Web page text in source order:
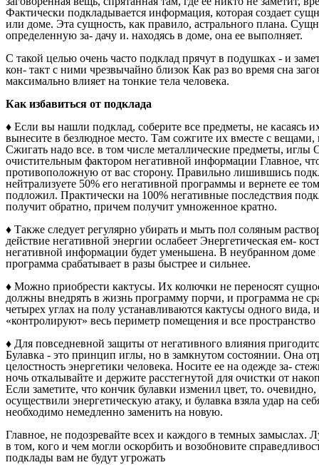
Фактически подкладывается информация, которая создает
или доме. Эта сущность, как правило, астрального плана.
определенную за- дачу и. находясь в доме, она ее выполняет.
С такой целью очень часто подклад прячут в подушках - и
кон- такт с ними чрезвычайно близок Как раз во время сна
максимально влияет на тонкие тела человека.
Как избавиться от подклада
♦ Если вы нашли подклад, соберите все предметы, не касаясь
вынесите в безлюдное место. Там сожгите их вместе с вещами,
Сжигать надо все. в том числе металлические предметы, иглы
очистительным фактором негативной информации Главное,
противоположную от вас сторону. Правильно лишившись
нейтрализуете 50% его негативной программы и вернете ее
подложил. Практически на 100% негативные последствия
получит обратно, причем получит умноженное кратно.
♦ Также следует регулярно убирать и мыть пол соляным
действие негативной энергии ослабеет Энергетическая ем-
негативной информации будет уменьшена. В неубранном доме
программа срабатывает в разы быстрее и сильнее.
♦ Можно приобрести кактусы. Их колючки не переносят
должны внедрять в жизнь программу порчи, и программа не
четырех углах на полу устанавливаются кактусы одного вида,
«контролируют» весь периметр помещения и все пространство
♦ Для повседневной защиты от негативного влияния
Булавка - это принцип иглы, но в замкнутом состоянии. Она
целостность энергетики человека. Носите ее на одежде за-
ночь откалывайте и держите расстегнутой для очистки от
Если заметите, что кончик булавки изменил цвет, то. очевидно,
осуществили энергетическую атаку, и булавка взяла удар на
необходимо немедленно заменить на новую.
Главное, не подозревайте всех и каждого в темных замыслах.
в том, кого и чем могли оскорбить и возобновите
подклады вам не будут угрожать